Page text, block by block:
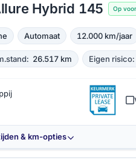
Hybrid 145 Op
Automaat 12.000 km/jaar
26.517 km Eigen risico:
& km-opties